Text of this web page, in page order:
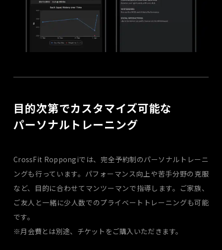
目的次第でカスタマイズ可能な
パーソナルトレーニング
CrossFit Roppongiでは、完全予約制のパーソナルトレーニ
ングも行っています。パフォーマンス向上や苦手分野の克服
など、目的に合わせてマンツーマンで指導します。ご家族、
ご友人と一緒に少人数でのプライベートトレーニングも可能
です。
※月会費とは別途、チケットをご購入いただきます。